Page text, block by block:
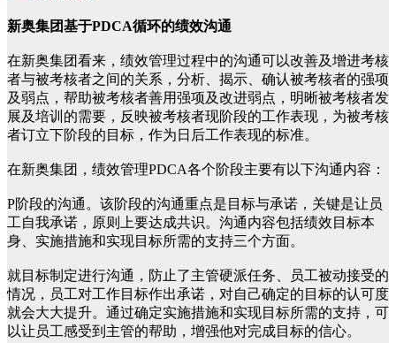
新奥集团基于PDCA循环的绩效沟通
在新奥集团看来，绩效管理过程中的沟通可以改善及增进考核
者与被考核者之间的关系，分析、揭示、确认被考核者的强项
及弱点，帮助被考核者善用强项及改进弱点，明晰被考核者发
展及培训的需要，反映被考核者现阶段的工作表现，为被考核
者订立下阶段的目标，作为日后工作表现的标准。
在新奥集团，绩效管理PDCA各个阶段主要有以下沟通内容：
P阶段的沟通。该阶段的沟通重点是目标与承诺，关键是让员
工自我承诺，原则上要达成共识。沟通内容包括绩效目标本
身、实施措施和实现目标所需的支持三个方面。
就目标制定进行沟通，防止了主管硬派任务、员工被动接受的
情况，员工对工作目标作出承诺，对自己确定的目标的认可度
就会大大提升。通过确定实施措施和实现目标所需的支持，可
以让员工感受到主管的帮助，增强他对完成目标的信心。